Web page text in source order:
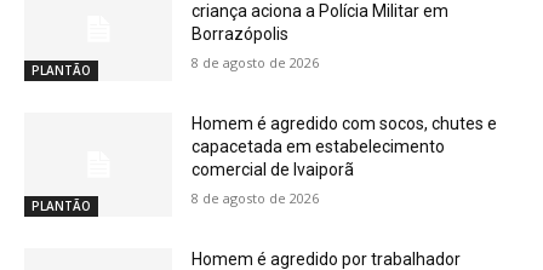
PLANTÃO
criança aciona a Polícia Militar em
Borrazópolis
8 de agosto de 2026
PLANTÃO
Homem é agredido com socos, chutes e
capacetada em estabelecimento
comercial de Ivaiporã
8 de agosto de 2026
Homem é agredido por trabalhador